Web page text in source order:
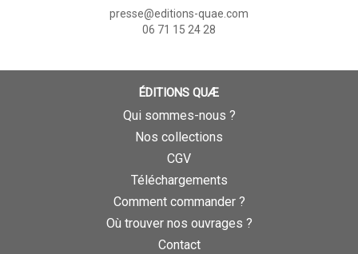
presse@editions-quae.com
06 71 15 24 28
ÉDITIONS QUÆ
Qui sommes-nous ?
Nos collections
CGV
Téléchargements
Comment commander ?
Où trouver nos ouvrages ?
Contact